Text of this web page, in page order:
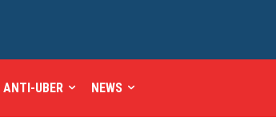
ANTI-UBER NEWS